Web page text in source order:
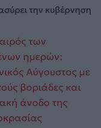
την κυβέρνηση